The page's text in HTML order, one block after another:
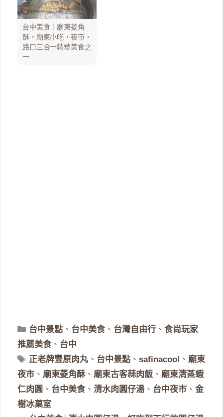
台中美食｜廟東菱角
酥，廟東小吃，夜市，
路口三合一精華美食之
一
分
類
台中景點 、 台中美食、 台灣自由行 、食尚玩家
推薦美食、 台中
標
籤
正老牌豐原肉丸 、 台中景點 、safinacool 、 廟東
夜市 、 廟東菱角酥、 廟東古客蒜肉飯 、 廟東清蒸蝦
仁肉圓 、 台中美食、 清水肉圓仔湯 、 台中夜市 、 金
樹冰菓室